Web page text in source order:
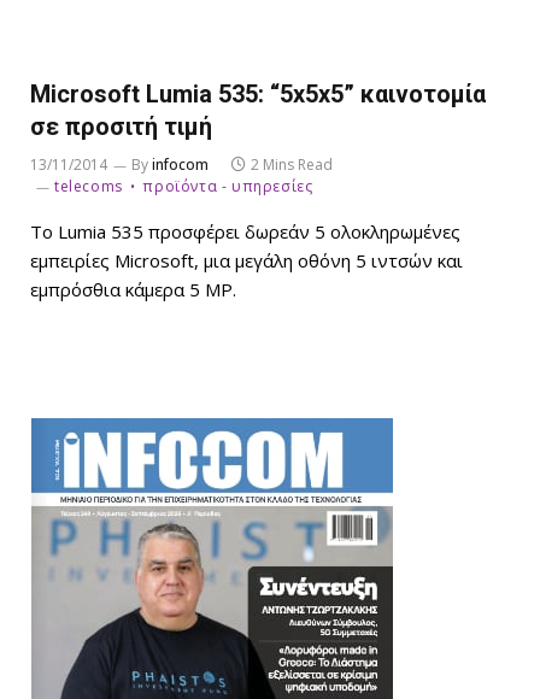
Microsoft Lumia 535: “5x5x5” καινοτομία
σε προσιτή τιμή
13/11/2014 Byinfocom
2 Mins Read
telecoms
προϊόντα - υπηρεσίες
Το Lumia 535 προσφέρει δωρεάν 5 ολοκληρωμένες
εμπειρίες Μicrosoft, μια μεγάλη οθόνη 5 ιντσών και
εμπρόσθια κάμερα 5 MP.